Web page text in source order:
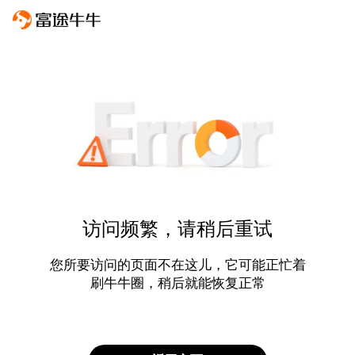
访问频繁，请稍后重试
您所要访问的页面不在这儿，它可能正忙着
刷牛牛圈，稍后就能恢复正常